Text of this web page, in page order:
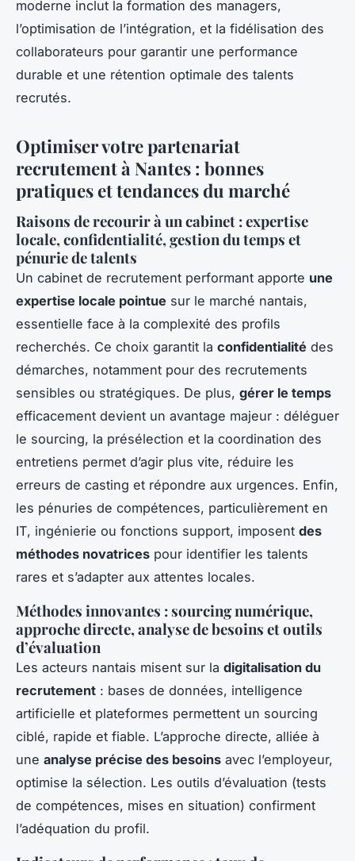
moderne inclut la formation des managers,
l’optimisation de l’intégration, et la fidélisation des
collaborateurs pour garantir une performance
durable et une rétention optimale des talents
recrutés.
Optimiser votre partenariat
recrutement à Nantes : bonnes
pratiques et tendances du marché
Raisons de recourir à un cabinet : expertise
locale, confidentialité, gestion du temps et
pénurie de talents
Un cabinet de recrutement performant apporte une
expertise locale pointue sur le marché nantais,
essentielle face à la complexité des profils
recherchés. Ce choix garantit la confidentialité des
démarches, notamment pour des recrutements
sensibles ou stratégiques. De plus, gérer le temps
efficacement devient un avantage majeur : déléguer
le sourcing, la présélection et la coordination des
entretiens permet d’agir plus vite, réduire les
erreurs de casting et répondre aux urgences. Enfin,
les pénuries de compétences, particulièrement en
IT, ingénierie ou fonctions support, imposent des
méthodes novatrices pour identifier les talents
rares et s’adapter aux attentes locales.
Méthodes innovantes : sourcing numérique,
approche directe, analyse de besoins et outils
d’évaluation
Les acteurs nantais misent sur la digitalisation du
recrutement : bases de données, intelligence
artificielle et plateformes permettent un sourcing
ciblé, rapide et fiable. L’approche directe, alliée à
une analyse précise des besoins avec l’employeur,
optimise la sélection. Les outils d’évaluation (tests
de compétences, mises en situation) confirment
l’adéquation du profil.